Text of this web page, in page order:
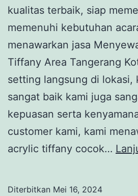
kualitas terbaik, siap
memenuhi kebutuhan
menawarkan jasa
Tiffany Area Tangerang
setting langsung di lokasi,
sangat baik kami juga
kepuasan serta
customer kami, kami
acrylic tiffany cocok…
Diterbitkan Mei 16, 2024